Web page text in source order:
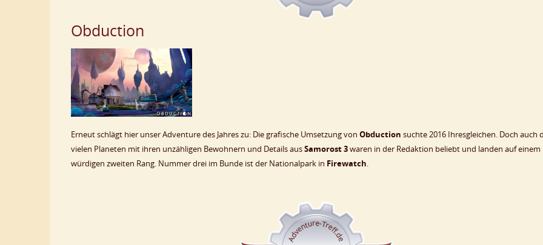
Obduction
Erneut schlägt hier unser Adventure des Jahres zu: Die grafische Umsetzung vonObduction suchte 2016 Ihresgleichen. Doch auch
vielen Planeten mit ihren unzähligen Bewohnern und Details ausSamorost 3waren in der Redaktion beliebt und landen auf einem
würdigen zweiten Rang. Nummer drei im Bunde ist der Nationalpark in Firewatch.